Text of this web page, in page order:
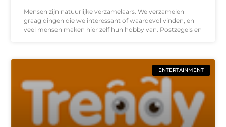
Mensen zijn natuurlijke verzamelaars. We verzamelen
graag dingen die we interessant of waardevol vinden, en
veel mensen maken hier zelf hun hobby van. Postzegels en
ENTERTAINMENT